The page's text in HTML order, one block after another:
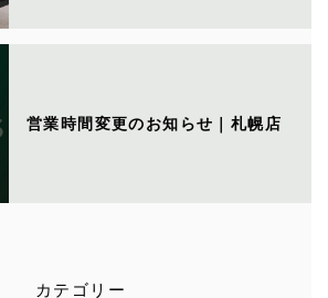
営業時間変更のお知らせ｜札幌店
カテゴリー